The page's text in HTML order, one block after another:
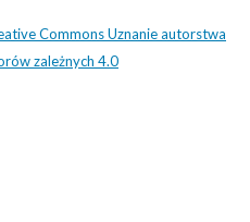
Commons Uznanie autorstwa
zależnych 4.0